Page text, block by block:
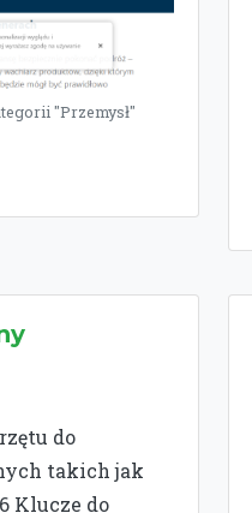
"Przemysł"
do
takich jak
Klucze do